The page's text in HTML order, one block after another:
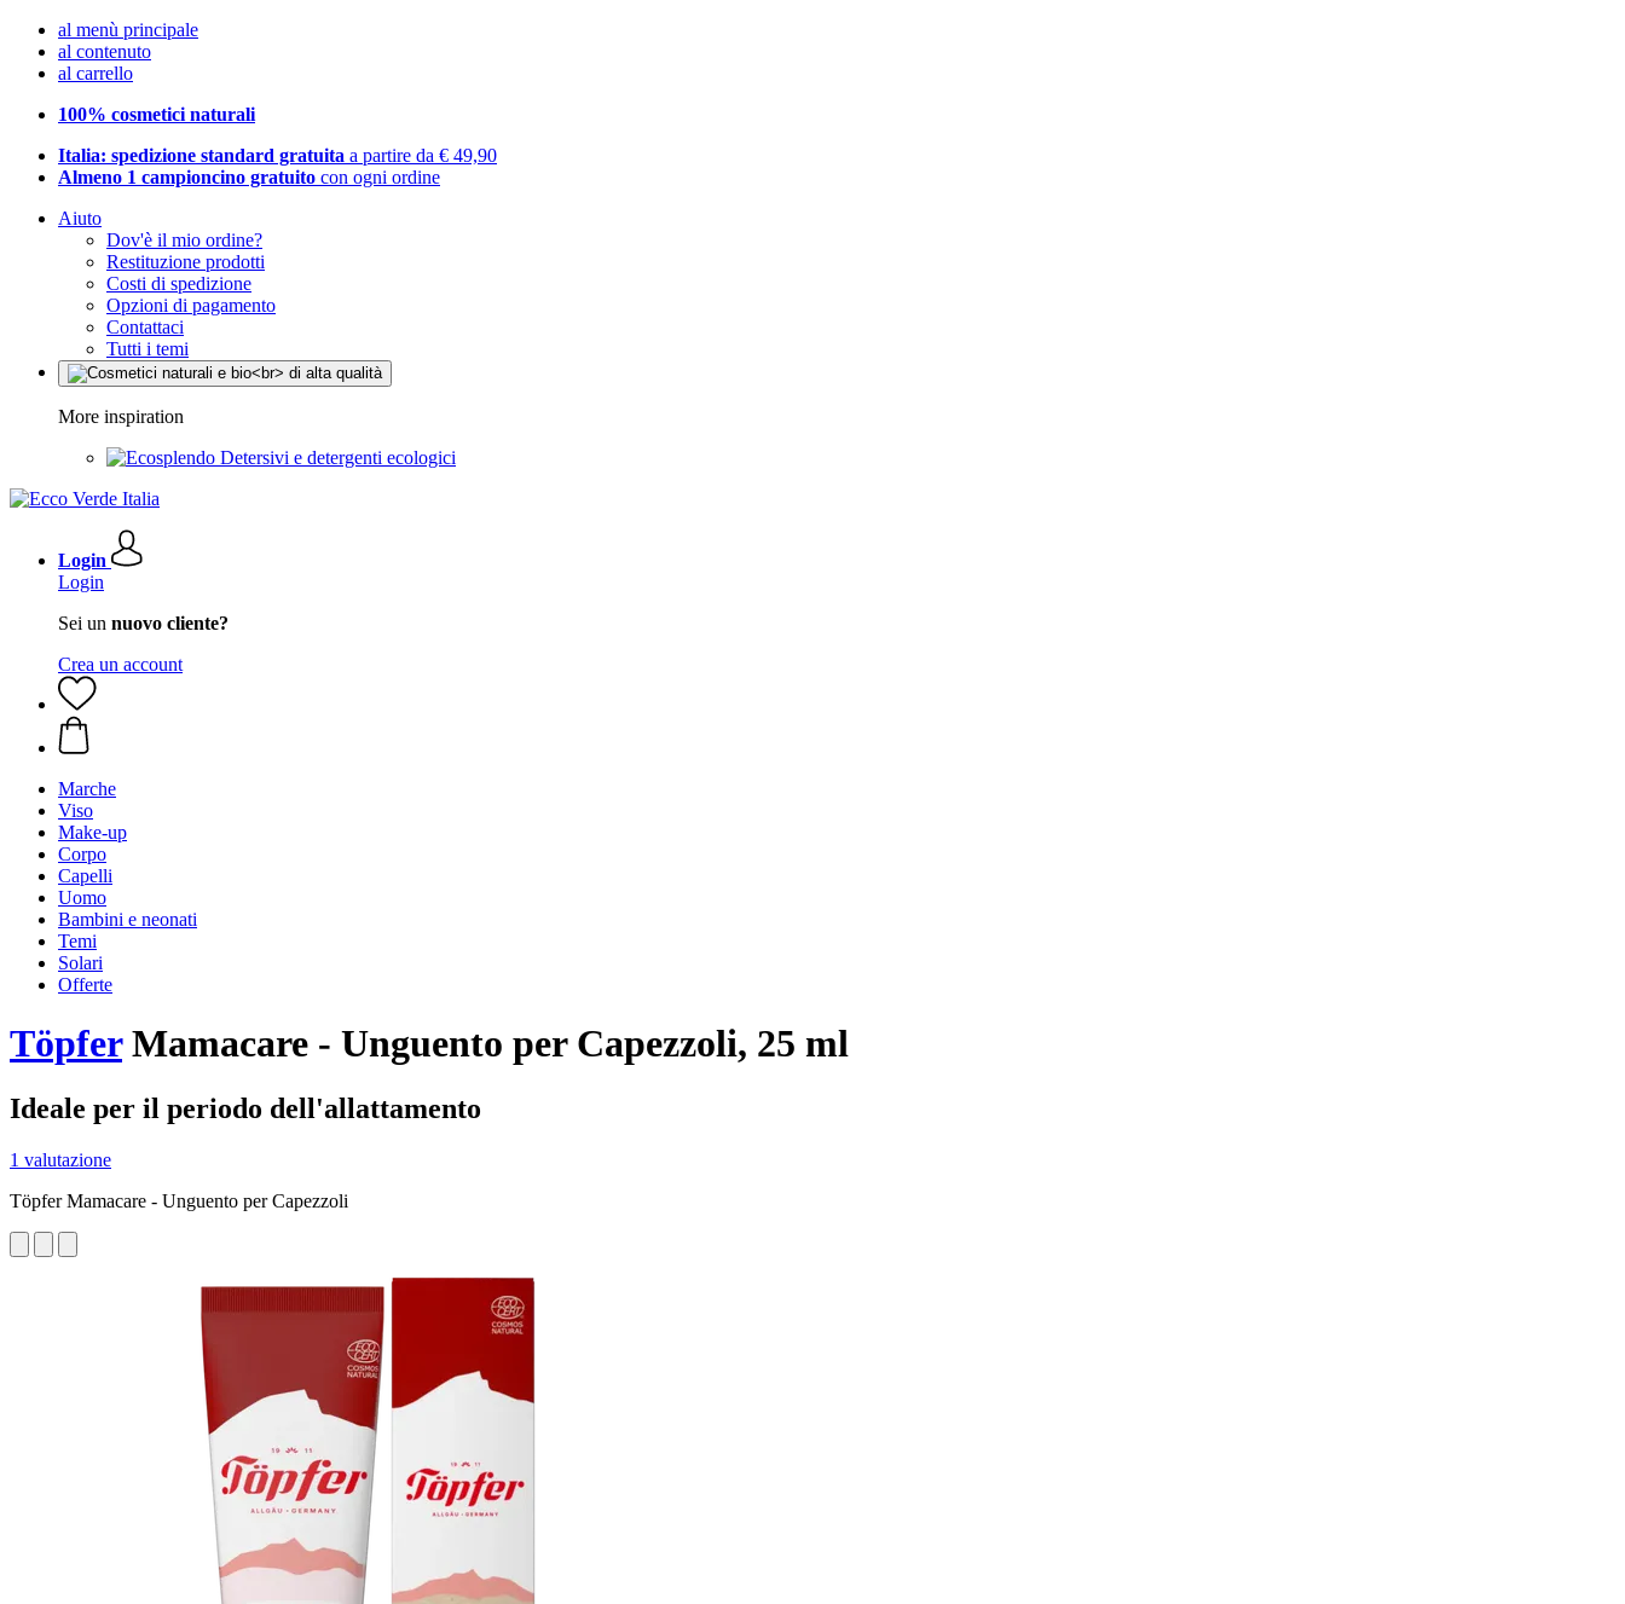
al menù principale
al contenuto
al carrello
100% cosmetici naturali
Italia: spedizione standard gratuita a partire da € 49,90
Almeno 1 campioncino gratuito con ogni ordine
Aiuto
Dov'è il mio ordine?
Restituzione prodotti
Costi di spedizione
Opzioni di pagamento
Contattaci
Tutti i temi
More inspiration
Detersivi e detergenti ecologici
Login
Login
Sei un nuovo cliente?
Crea un account
Marche
Viso
Make-up
Corpo
Capelli
Uomo
Bambini e neonati
Temi
Solari
Offerte
TöpferMamacare - Unguento per Capezzoli, 25 ml
Ideale per il periodo dell'allattamento
1 valutazione
Töpfer Mamacare - Unguento per Capezzoli